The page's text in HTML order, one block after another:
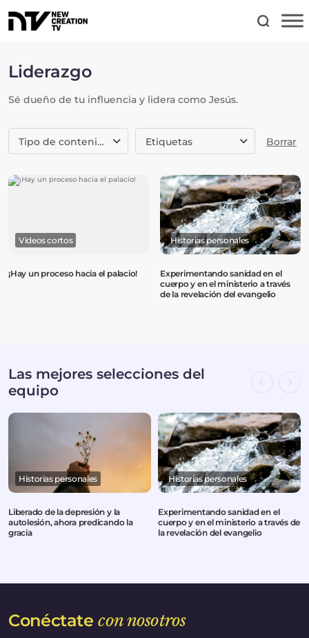
Liderazgo
Sé dueño de tu influencia y lidera como Jesús.
Tipo de contenido Etiquetas Borrar
Videos cortos
¡Hay un proceso hacia el palacio!
Historias personales
Experimentando sanidad en el
cuerpo y en el ministerio a través
de la revelación del evangelio
Las mejores selecciones del
equipo
Historias personales
Liberado de la depresión y la
autolesión, ahora predicando la
gracia
Historias personales
Experimentando sanidad en el
cuerpo y en el ministerio a través de
la revelación del evangelio
Conéctatecon nosotros